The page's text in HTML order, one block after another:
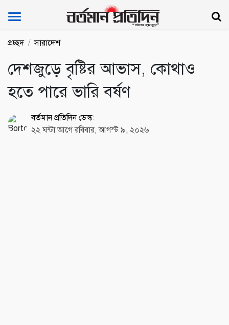
Bartoman Protidin
প্রচ্ছদ সারাদেশ
দেশজুড়ে বৃষ্টির আভাস, কোথাও
হতে পারে ভারি বর্ষণ
বর্তমান প্রতিদিন ডেস্ক:
২২ ঘন্টা আগে রবিবার, আগস্ট ৯, ২০২৬